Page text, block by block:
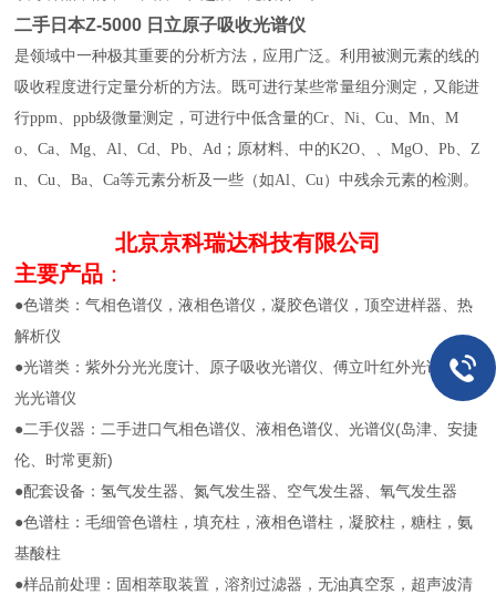
二手 日本Z-5000 日立原子吸收光谱仪
是领域中一种极其重要的分析方法，应用广泛。利用被测元素的线的
吸收程度进行定量分析的方法。既可进行某些常量组分测定，又能进
行ppm、ppb级微量测定，可进行中低含量的Cr、Ni、Cu、Mn、M
o、Ca、Mg、Al、Cd、Pb、Ad；原材料、中的K2O、、MgO、Pb、Z
n、Cu、Ba、Ca等元素分析及一些（如Al、Cu）中残余元素的检测。
北京京科瑞达科技有限公司
主要产品 ：
●色谱类：气相色谱仪，液相色谱仪，凝胶色谱仪，顶空进样器、热
解析仪
●光谱类：紫外分光光度计、原子吸收光谱仪、傅立叶红外光谱，荧
光光谱仪
●二手仪器：二手进口气相色谱仪、液相色谱仪、光谱仪(岛津、安捷
伦、时常更新)
●配套设备：氢气发生器、氮气发生器、空气发生器、氧气发生器
●色谱柱：毛细管色谱柱，填充柱，液相色谱柱，凝胶柱，糖柱，氨
基酸柱
●样品前处理：固相萃取装置，溶剂过滤器，无油真空泵，超声波清